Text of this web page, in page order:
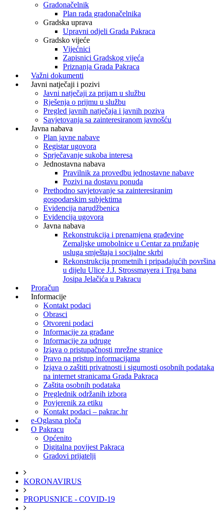
Gradonačelnik
Plan rada gradonačelnika
Gradska uprava
Upravni odjeli Grada Pakraca
Gradsko vijeće
Vijećnici
Zapisnici Gradskog vijeća
Priznanja Grada Pakraca
Važni dokumenti
Javni natječaji i pozivi
Javni natječaji za prijam u službu
Rješenja o prijmu u službu
Pregled javnih natječaja i javnih poziva
Savjetovanja sa zainteresiranom javnošću
Javna nabava
Plan javne nabave
Registar ugovora
Sprječavanje sukoba interesa
Jednostavna nabava
Pravilnik za provedbu jednostavne nabave
Pozivi na dostavu ponuda
Prethodno savjetovanje sa zainteresiranim
gospodarskim subjektima
Evidencija narudžbenica
Evidencija ugovora
Javna nabava
Rekonstrukcija i prenamjena građevine
Zemaljske umobolnice u Centar za pružanje
usluga smještaja i socijalne skrbi
Rekonstrukcija prometnih i pripadajućih površina
u dijelu Ulice J.J. Strossmayera i Trga bana
Josipa Jelačića u Pakracu
Proračun
Informacije
Kontakt podaci
Obrasci
Otvoreni podaci
Informacije za građane
Informacije za udruge
Izjava o pristupačnosti mrežne stranice
Pravo na pristup informacijama
Izjava o zaštiti privatnosti i sigurnosti osobnih podataka
na internet stranicama Grada Pakraca
Zaštita osobnih podataka
Preglednik održanih izbora
Povjerenik za etiku
Kontakt podaci – pakrac.hr
e-Oglasna ploča
O Pakracu
Općenito
Digitalna povijest Pakraca
Gradovi prijatelji
KORONAVIRUS
PROPUSNICE - COVID-19